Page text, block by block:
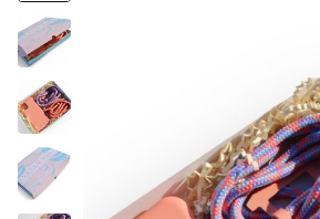
the
end
the
images
gallery